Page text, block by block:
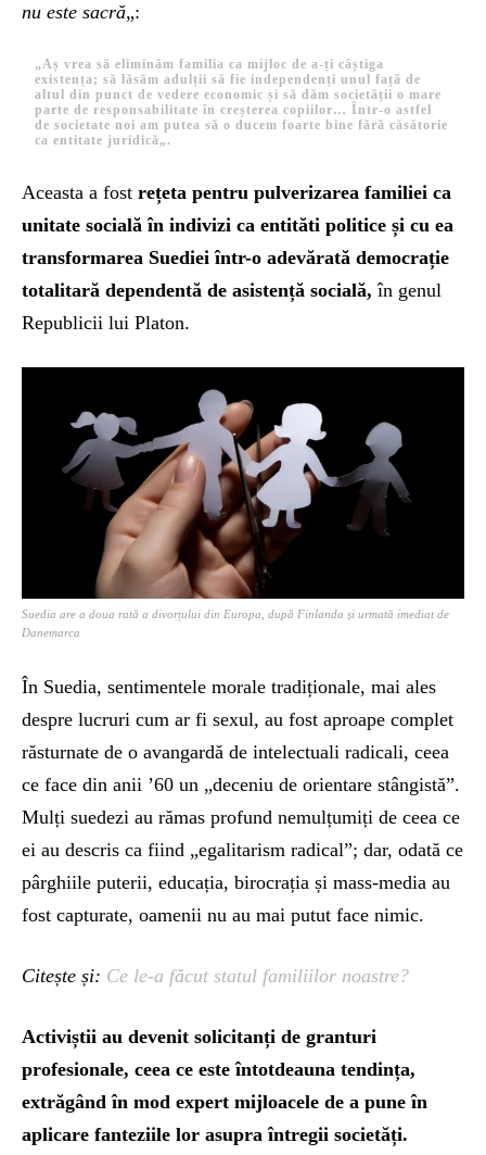
nu este sacră„:
„Aș vrea să eliminăm familia ca mijloc de a-ți câștiga
existența; să lăsăm adulții să fie independenți unul față de
altul din punct de vedere economic și să dăm societății o mare
parte de responsabilitate în creșterea copiilor… Într-o astfel
de societate noi am putea să o ducem foarte binefără căsătorie
ca entitate juridică„.
Aceasta a fost rețeta pentru pulverizarea familiei ca
unitate socială în indivizi ca entităti politice și cu ea
transformarea Suediei într-o adevărată democrație
totalitară dependentă de asistență socială, în genul
Republicii lui Platon.
Suedia are a doua rată a divorțului din Europa, după Finlanda și urmată imediat de
Danemarca
În Suedia, sentimentele morale tradiționale, mai ales
despre lucruri cum ar fi sexul, au fost aproape complet
răsturnate de o avangardă de intelectuali radicali, ceea
ce face din anii ’60 un „deceniu de orientare stângistă”.
Mulți suedezi au rămas profund nemulțumiți de ceea ce
ei au descris ca fiind „egalitarism radical”; dar, odată ce
pârghiile puterii, educația, birocrația și mass-media au
fost capturate, oamenii nu au mai putut face nimic.
Citește și: Ce le-a făcut statul familiilor noastre?
Activiștii au devenit solicitanți de granturi
profesionale, ceea ce este întotdeauna tendința,
extrăgândîn mod expert mijloacele de a pune în
aplicare fanteziile lor asupra întregii societăți.